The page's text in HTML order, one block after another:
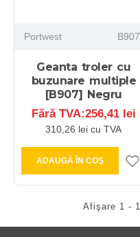
Portwest B907
Geanta troler cu
buzunare multiple
[B907] Negru
Fără TVA:256,41 lei
310,26 lei cu TVA
ADAUGĂ ÎN COŞ
Afişare 1 -